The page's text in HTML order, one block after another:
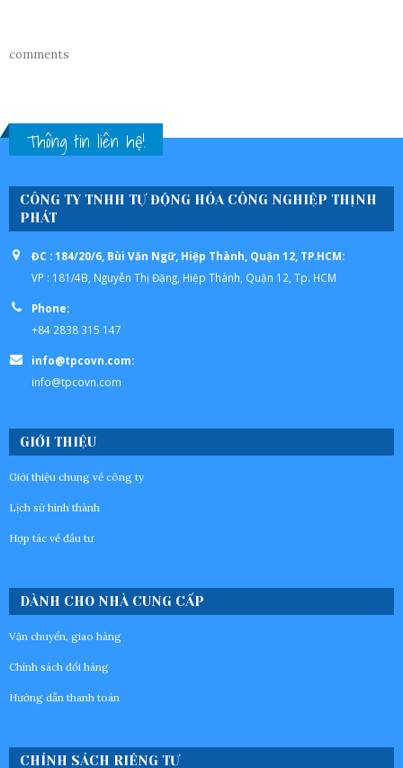
comments
Thông tin liên hệ!
CÔNG TY TNHH TỰ ĐỘNG HÓA CÔNG NGHIỆP THỊNH
PHÁT
ĐC : 184/20/6, Bùi Văn Ngữ, Hiệp Thành, Quận 12, TP.HCM:
VP : 181/4B, Nguyễn Thị Đặng, Hiệp Thành, Quận 12, Tp. HCM
Phone:
+84 2838 315 147
info@tpcovn.com:
info@tpcovn.com
GIỚI THIỆU
Giới thiệu chung về công ty
Lịch sử hình thành
Hợp tác về đầu tư
DÀNH CHO NHÀ CUNG CẤP
Vận chuyển, giao hàng
Chính sách đổi hàng
Hướng dẫn thanh toán
CHÍNH SÁCH RIÊNG TƯ